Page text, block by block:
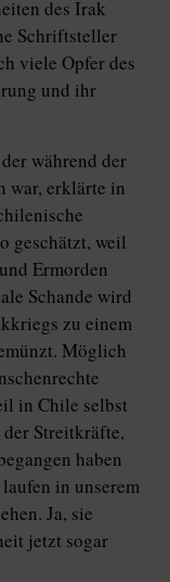
des Irak
Schriftsteller
viele Opfer des
und ihr
während der
war, erklärte in
geschätzt, weil
Ermorden
Schande wird
zu einem
Möglich
in Chile selbst
Streitkräfte,
haben
in unserem
Ja, sie
jetzt sogar